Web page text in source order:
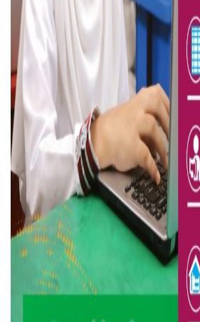
ভারতে ভয়াবহ সড়ক দুর্ঘটনা, নিহত ১৫